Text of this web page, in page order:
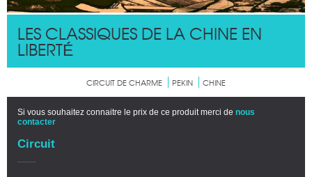
LES CLASSIQUES DE LA CHINE EN
LIBERTÉ́
CIRCUIT DE CHARME PEKIN CHINE
Si vous souhaitez connaitre le prix de ce produit merci de nous
contacter
Circuit